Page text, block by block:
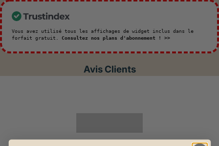
Vous avez utilisé tous les affichages de widget inclus dans le
forfait gratuit. Consultez nos plans d'abonnement ! >>
Avis Clients